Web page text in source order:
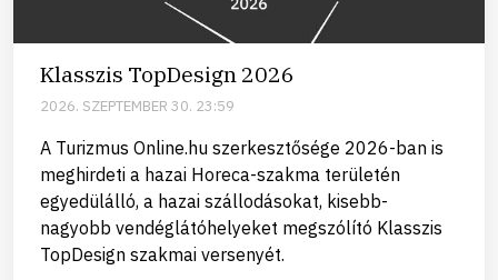
Klasszis TopDesign 2026
2026. SZEPTEMBER 30. 23:59
A Turizmus Online.hu szerkesztősége 2026-ban is
meghirdeti a hazai Horeca-szakma területén
egyedülálló, a hazai szállodásokat, kisebb-
nagyobb vendéglátóhelyeket megszólító Klasszis
TopDesign szakmai versenyét.